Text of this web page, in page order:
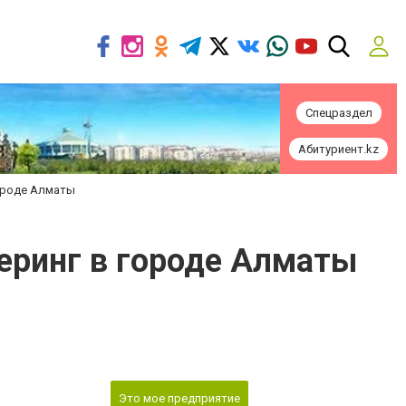
Спецраздел
Абитуриент.kz
Алматы
в городе Алматы
Это мое предприятие